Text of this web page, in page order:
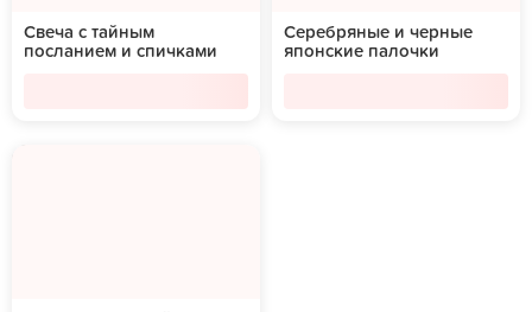
Свеча с тайным
посланием и спичками
Серебряные и черные
японские палочки